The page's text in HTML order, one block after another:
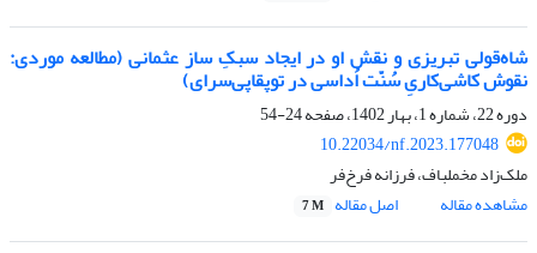
شاه‌قولی تبریزی و نقش او در ایجاد سبکِ ساز عثمانی (مطالعه موردی:
نقوش کاشی‏‏‌‌کاریِ سُنّت اُداسی در توپقاپی‏‌‌سرای)
دوره 22، شماره 1، بهار 1402، صفحه
24-54
10.22034/nf.2023.177048
ملک‌زاد مخملباف، فرزانه فرخ‌فر
مشاهده مقاله
اصل مقاله 7 M